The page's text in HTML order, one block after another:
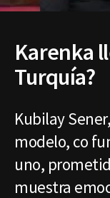
Karenka
Turquía?
Kubilay
modelo, co
uno,
muestra